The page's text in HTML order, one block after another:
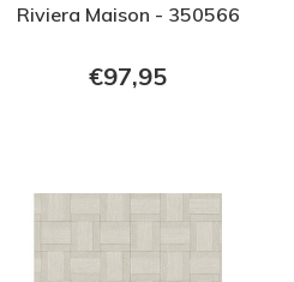
Riviera Maison - 350566
€97,95